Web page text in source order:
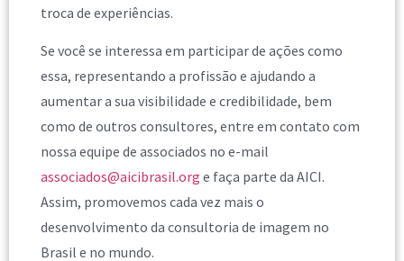
troca de experiências.
Se você se interessa em participar de ações como
essa, representando a profissão e ajudando a
aumentar a sua visibilidade e credibilidade, bem
como de outros consultores, entre em contato com
nossa equipe de associados no e-mail
associados@aicibrasil.org e faça parte da AICI.
Assim, promovemos cada vez mais o
desenvolvimento da consultoria de imagem no
Brasil e no mundo.